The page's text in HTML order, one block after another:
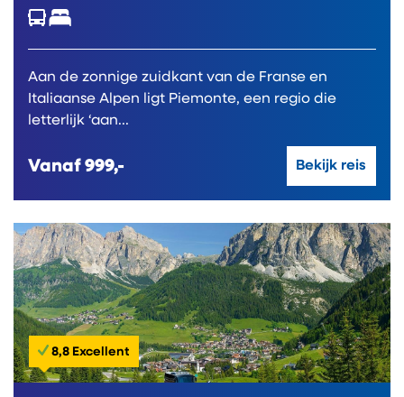
Aan de zonnige zuidkant van de Franse en
Italiaanse Alpen ligt Piemonte, een regio die
letterlijk ‘aan...
Vanaf 999,- Bekijk reis
8,8 Excellent